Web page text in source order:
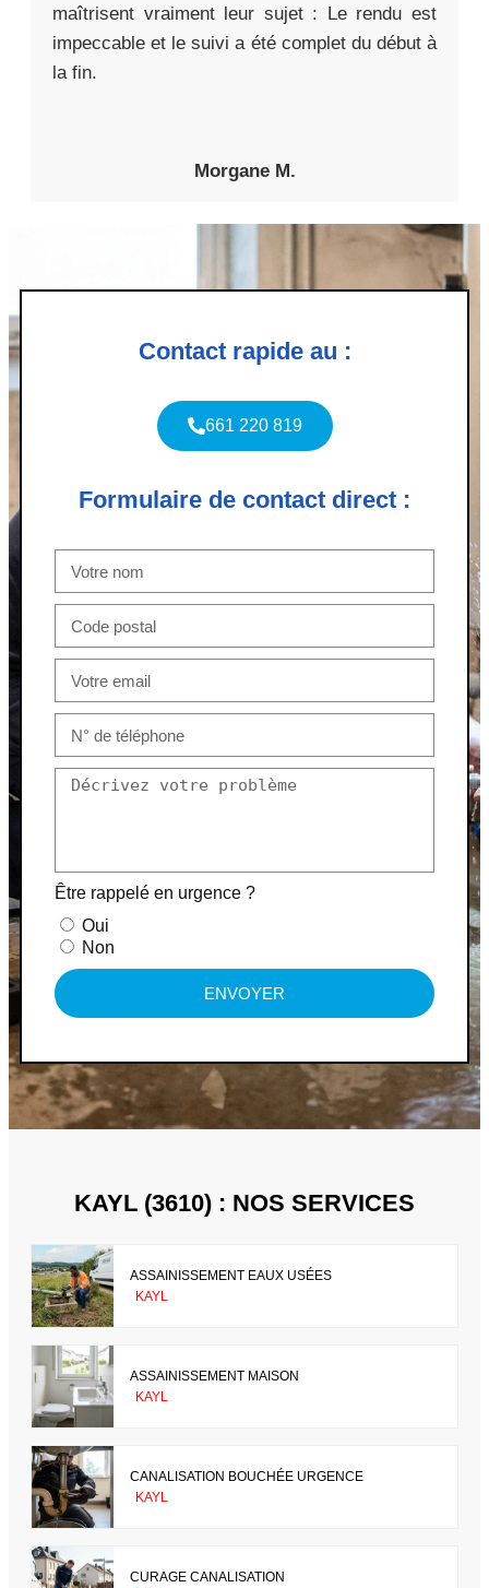
maîtrisent vraiment leur sujet : Le rendu est
impeccable et le suivi a été complet du début à
la fin.
Morgane M.
Contact rapide au :
661 220 819
Formulaire de contact direct :
Être rappelé en urgence ?
Oui
Non
ENVOYER
KAYL (3610) : NOS SERVICES
ASSAINISSEMENT EAUX USÉES
KAYL
ASSAINISSEMENT MAISON
KAYL
CANALISATION BOUCHÉE URGENCE
KAYL
CURAGE CANALISATION